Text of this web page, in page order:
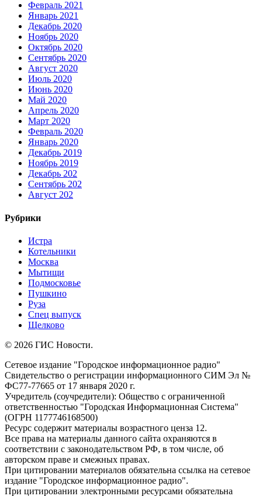
Февраль 2021
Январь 2021
Декабрь 2020
Ноябрь 2020
Октябрь 2020
Сентябрь 2020
Август 2020
Июль 2020
Июнь 2020
Май 2020
Апрель 2020
Март 2020
Февраль 2020
Январь 2020
Декабрь 2019
Ноябрь 2019
Декабрь 202
Сентябрь 202
Август 202
Рубрики
Истра
Котельники
Москва
Мытищи
Подмосковье
Пушкино
Руза
Спец выпуск
Щелково
© 2026 ГИС Новости.
Сетевое издание "Городское информационное радио"
Свидетельство о регистрации информационного СИМ Эл №
ФС77-77665 от 17 января 2020 г.
Учредитель (соучредители): Общество с ограниченной
ответственностью "Городская Информационная Система"
(ОГРН 1177746168500)
Ресурс содержит материалы возрастного ценза 12.
Все права на материалы данного сайта охраняются в
соответствии с законодательством РФ, в том числе, об
авторском праве и смежных правах.
При цитировании материалов обязательна ссылка на сетевое
издание "Городское информационное радио".
При цитировании электронными ресурсами обязательна